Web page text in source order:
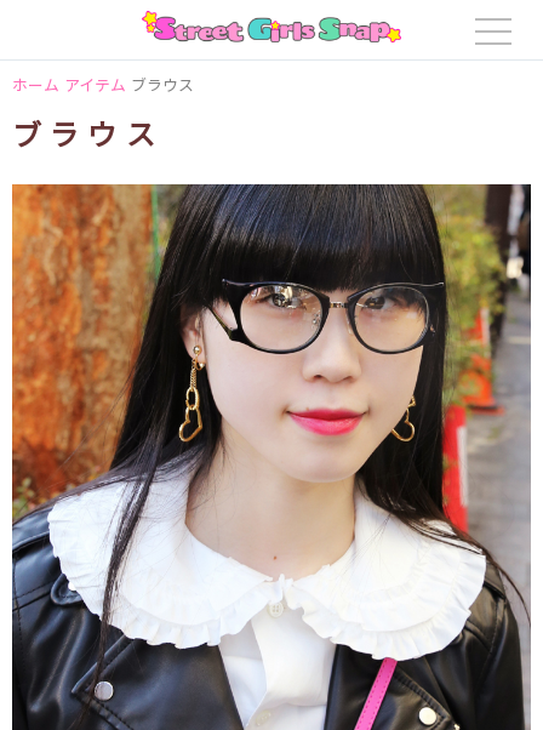
ホーム アイテム ブラウス
ブラウス